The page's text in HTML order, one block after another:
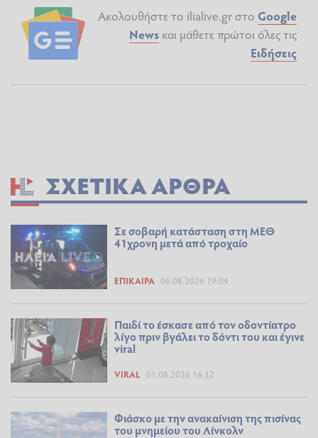
Ακολουθήστε το ilialive.gr στο Google
News και μάθετε πρώτοι όλες τις
Ειδήσεις
ΣΧΕΤΙΚΆ ΆΡΘΡΑ
Σε σοβαρή κατάσταση στη ΜΕΘ
41χρονη μετά από τροχαίο
ΕΠΊΚΑΙΡΑ 06.08.2026 19:04
Παιδί το έσκασε από τον οδοντίατρο
λίγο πριν βγάλει το δόντι του και έγινε
viral
VIRAL 01.08.2026 16:32
Φιάσκο με την ανακαίνιση της πισίνας
του μνημείου του Λίνκολν